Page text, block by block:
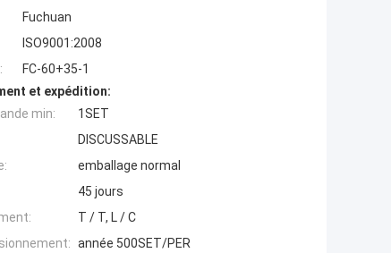
Fuchuan
ISO9001:2008
FC-60+35-1
et expédition:
min:
1SET
DISCUSSABLE
emballage normal
45 jours
T / T, L / C
année 500SET/PER